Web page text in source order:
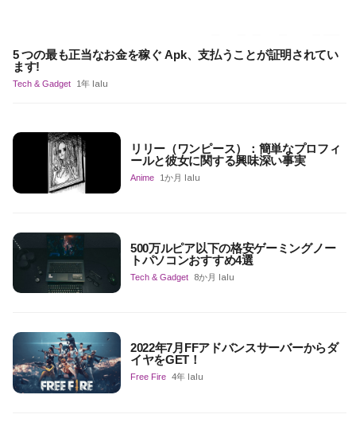
5 つの最も正当なお金を稼ぐ Apk、支払うことが証明されてい
ます!
Tech & Gadget 1年 lalu
リリー（ワンピース）：簡単なプロフィ
ールと彼女に関する興味深い事実
Anime 1か月 lalu
500万ルピア以下の格安ゲーミングノー
トパソコンおすすめ4選
Tech & Gadget 8か月 lalu
2022年7月FFアドバンスサーバーからダ
イヤをGET！
Free Fire 4年 lalu